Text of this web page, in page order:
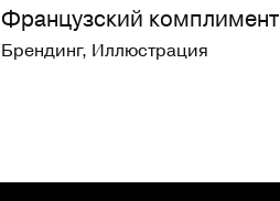
Французский комплимент
Брендинг, Иллюстрация